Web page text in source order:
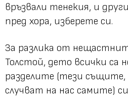
връзвали тенекия, и
пред хора, изберете си.
За разлика от
Толстой, дето всички са
разделите (тези същите,
случват на нас самите)